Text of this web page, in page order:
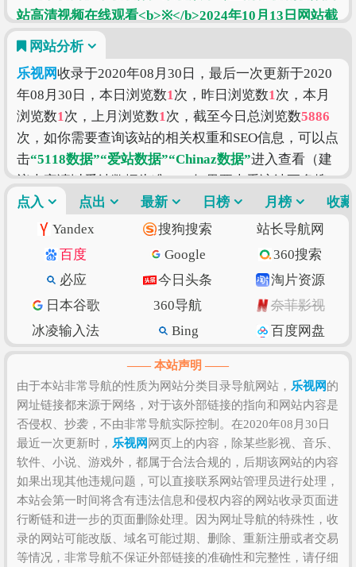
网站分析
乐视网收录于2020年08月30日，最后一次更新于2020
年08月30日，本日浏览数1次，昨日浏览数1次，本月
浏览数1次，上月浏览数1次，截至今日总浏览数5886
次，如你需要查询该站的相关权重和SEO信息，可以点
击“5118数据”“爱站数据”“Chinaz数据”进入查看（建
议大家请以爱站数据为准），如果要查看该站更多搜
索的索引信息，可以点击“搜狗索引” “百度索引”“360
索引” 进入查看。 乐视网的价值评估涉及到的因素有访
问速度、搜索引擎收录、网站权重、索引量、内容质
量和数量、上线时长、用户体验和粘度等，如果需要
全面准确评估该网站的价值比较困难，因为一些确切
的私密数据则需要找该网站管理员进行如实提供，比
如该站的IP数、PV数、UV数、会话数、跳出率、访问
时长等！当然，任何一个网站是否值得您去浏览和收
藏，还是需要根据您自身的需求以及浏览网站的体验
和感受来决定，因为只有符合您自己的网站才是最好
的。
点入 点出 最新 日榜 月榜
收藏
Yandex
搜狗搜索
站长导航网
百度
Google
360搜索
必应
今日头条
淘片资源
日本谷歌
360导航
奈菲影视
冰凌输入法
Bing
百度网盘
抖音
w3school
知乎专栏
纳米搜索
Ecosia
脚本之家
环球网
北京时间
GitHub
SSLs.com
语文迷
Gitee码云
CSDN博客
虎扑篮球 美得云
—— 本站声明 ——
由于本站非常导航的性质为网站分类目录导航网站， 乐视网的
网址链接都来源于网络，对于该外部链接的指向和网站内容是
否侵权、抄袭，不由非常导航实际控制。在2020年08月30日
最近一次更新时， 乐视网 网页上的内容，除某些影视、音乐、
软件、小说、游戏外，都属于合法合规的，后期该网站的内容
如果出现其他违规问题，可以直接联系网站管理员进行处理，
本站会第一时间将含有违法信息和侵权内容的网站收录页面进
行断链和进一步的页面删除处理。因为网址导航的特殊性，收
录的网站可能改版、域名可能过期、删除、重新注册或者交易
等情况，非常导航不保证外部链接的准确性和完整性，请仔细